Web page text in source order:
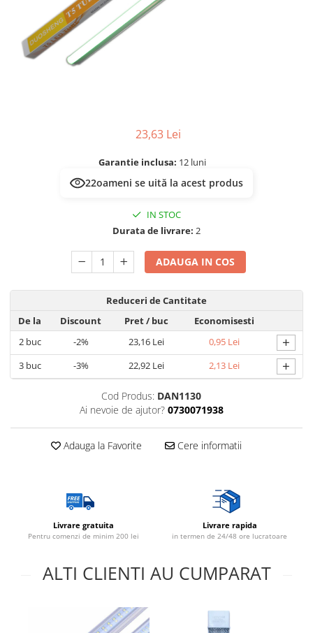
Lampi emergente
Lustre
Spoturi led pe sina
Multimetru Digital
Prelungitoare/Derulatoare
Prize
Ştechere/Stecher adaptor23,63 Lei
Garantie inclusa: 12 luni
22oameni se uită la acest produs
IN STOC
Durata de livrare: 2
ADAUGA IN COS
Reduceri de Cantitate
De la
Discount Pret/ buc
Economisesti
2buc -2% 23,16 Lei 0,95 Lei +
3buc -3% 22,92 Lei 2,13 Lei +
Cod Produs: DAN1130
Ai nevoie de ajutor? 0730071938
Adauga la Favorite Cere informatii
Livrare gratuita
Pentru comenzi de minim 200 lei
Livrare rapida
in termen de 24/48 ore lucratoare
ALTI CLIENTI AU CUMPARAT